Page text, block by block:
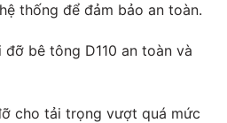
thống để đảm bảo an toàn.
bê tông D110 an toàn và
cho tải trọng vượt quá mức